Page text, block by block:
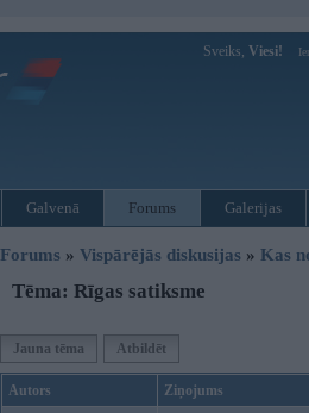
Sveiks, Viesi!
Galvenā Forums Galerijas
Forums » Vispārējās diskusijas » Kas
Tēma: Rīgas satiksme
Jauna tēma Atbildēt
Autors Ziņojums